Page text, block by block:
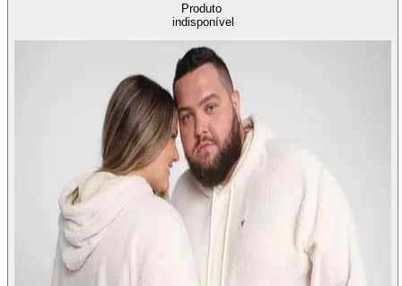
Produto
indisponível